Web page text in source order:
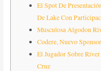
El Spot De
De Lake Con
Musculosa Algodon
Codere, Nuevo
El Jugador Sobre
Cruz